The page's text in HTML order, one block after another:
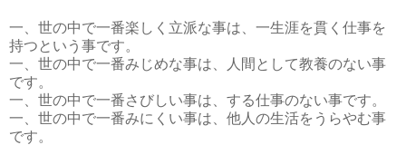
一、世の中で一番楽しく立派な事は、一生涯を貫く仕事を
持つという事です。
一、世の中で一番みじめな事は、人間として教養のない事
です。
一、世の中で一番さびしい事は、する仕事のない事です。
一、世の中で一番みにくい事は、他人の生活をうらやむ事
です。